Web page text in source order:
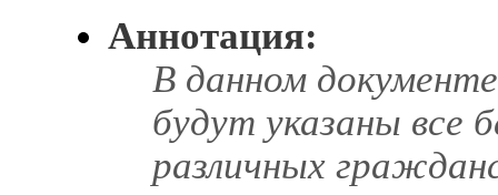
Аннотация:
В данном
будут указаны все
различных